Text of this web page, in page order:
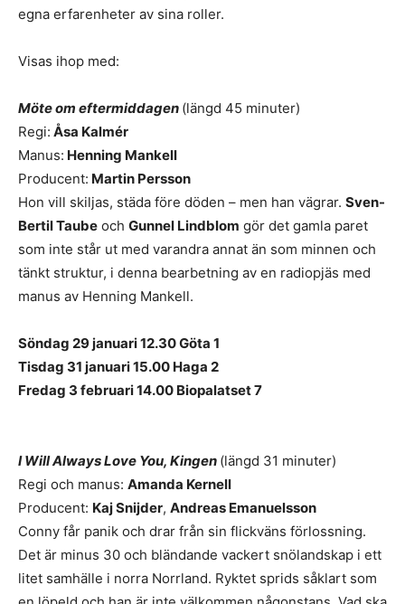
egna erfarenheter av sina roller.
Visas ihop med:
Möte om eftermiddagen (längd 45 minuter)
Regi: Åsa Kalmér
Manus: Henning Mankell
Producent: Martin Persson
Hon vill skiljas, städa före döden – men han vägrar. Sven-
Bertil Taube och Gunnel Lindblom gör det gamla paret
som inte står ut med varandra annat än som minnen och
tänkt struktur, i denna bearbetning av en radiopjäs med
manus av Henning Mankell.
Söndag 29 januari 12.30 Göta 1
Tisdag 31 januari 15.00 Haga 2
Fredag 3 februari 14.00 Biopalatset 7
I Will Always Love You, Kingen (längd 31 minuter)
Regi och manus: Amanda Kernell
Producent: Kaj Snijder, Andreas Emanuelsson
Conny får panik och drar från sin flickväns förlossning.
Det är minus 30 och bländande vackert snölandskap i ett
litet samhälle i norra Norrland. Ryktet sprids såklart som